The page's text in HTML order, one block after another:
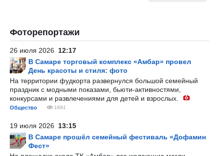
Фоторепортажи
26 июля 2026 12:17
В Самаре торговый комплекс «Амбар» провел
День красоты и стиля: фото
На территории фудкорта развернулся большой семейный
праздник с модными показами, бьюти-активностями,
конкурсами и развлечениями для детей и взрослых.
Общество 1691
19 июля 2026 13:15
В Самаре прошёл семейный фестиваль «Дофамин
Фест»